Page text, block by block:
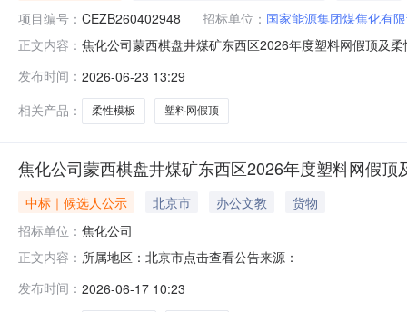
项目编号： CEZB260402948 招标单位： 国家能源集团煤焦化有
正文内容： 焦化公司蒙西棋盘井煤矿东西区2026年度塑料网假顶及
结果公告如下：一、中标结果包号包名称中标人
二、本次招标联
发布时间： 2026-06-23 13:29
相关产品：
柔性模板 塑料网假顶
焦化公司蒙西棋盘井煤矿东西区2026年度塑料网假
中标｜候选人公示 北京市 办公文教
货物
招标单位： 焦化公司
正文内容： 所属地区：北京市点击查看公告来源：
发布时间： 2026-06-17 10:23